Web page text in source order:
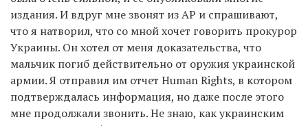
издания. И вдруг мне звонят из AP и спрашивают,
что я натворил, что со мной хочет говорить прокурор
Украины. Он хотел от меня доказательства, что
мальчик погиб действительно от оружия украинской
армии. Я отправил им отчет Human Rights, в котором
подтверждалась информация, но даже после этого
мне продолжали звонить. Не знаю, как украинским